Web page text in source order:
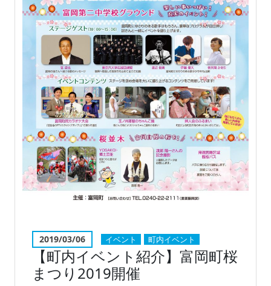
2019/03/06 イベント 町内イベント
【町内イベント紹介】富岡町桜
まつり2019開催